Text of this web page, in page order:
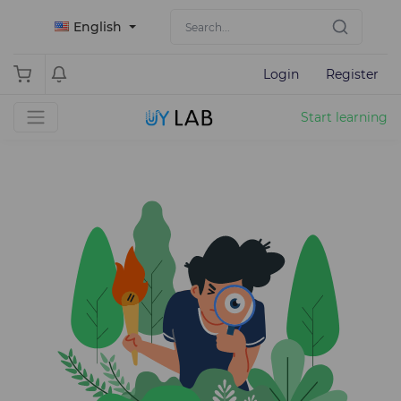
English
Login Register
Start learning